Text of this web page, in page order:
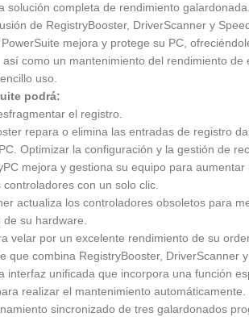
solución completa de rendimiento
de RegistryBooster, DriverScanner y
mejora y protege su PC,
así como un mantenimiento del rendimiento de
uso.
podrá:
el registro.
repara o elimina las entradas de registro
Optimizar la configuración y la gestión de
mejora y gestiona su equipo para aumentar
con un solo clic.
actualiza los controladores obsoletos para
su hardware.
velar por un excelente rendimiento de su
que combina RegistryBooster, DriverScanner
interfaz unificada que incorpora una función
realizar el mantenimiento automáticamente.
sincronizado de tres galardonados